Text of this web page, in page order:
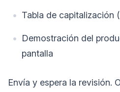
Tabla de capitalización
Demostración del
pantalla
Envía y espera la revisión.